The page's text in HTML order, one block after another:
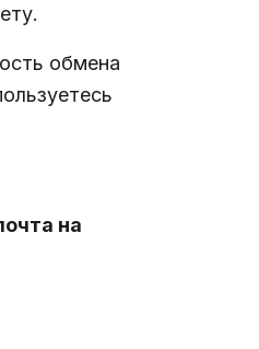
обмена
на